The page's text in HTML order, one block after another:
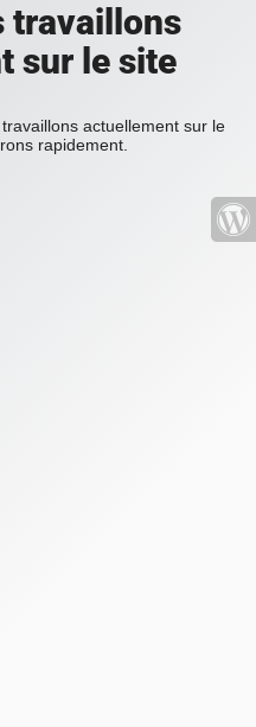
travaillons
sur le site
actuellement sur le
rapidement.